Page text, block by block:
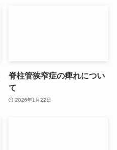
脊柱管狭窄症の痺れについ
て
2026年1月22日